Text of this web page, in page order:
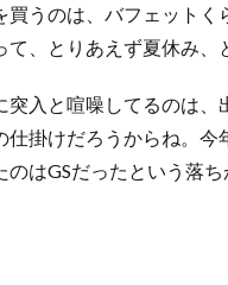
うのは、バフェット
、とりあえず夏休み、
入と喧噪してるのは
掛けだろうからね。
はGSだったという落ち